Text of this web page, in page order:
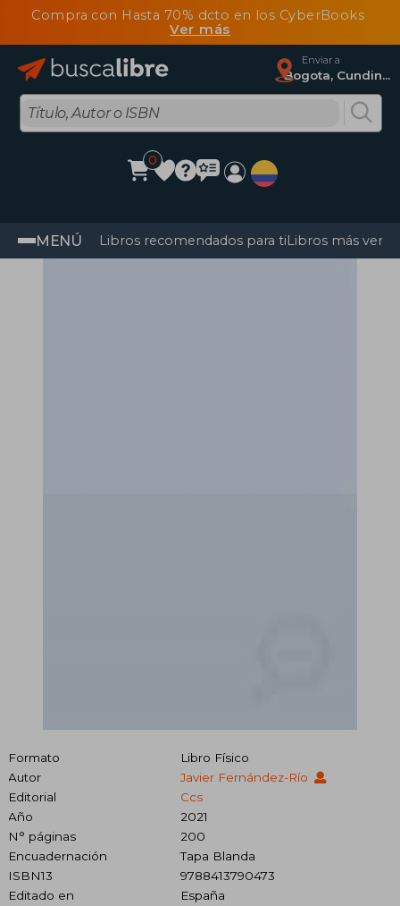
Compra con Hasta 70% dcto en los CyberBooks
Ver más
Enviar a
Bogota, Cundinamarca
0
MENÚ Libros recomendados para tiLibros más
Formato
Libro Físico
Autor
Javier Fernández-Río
Editorial
Ccs
Año
2021
N° páginas
200
Encuadernación
Tapa Blanda
ISBN13
9788413790473
Editado en
España